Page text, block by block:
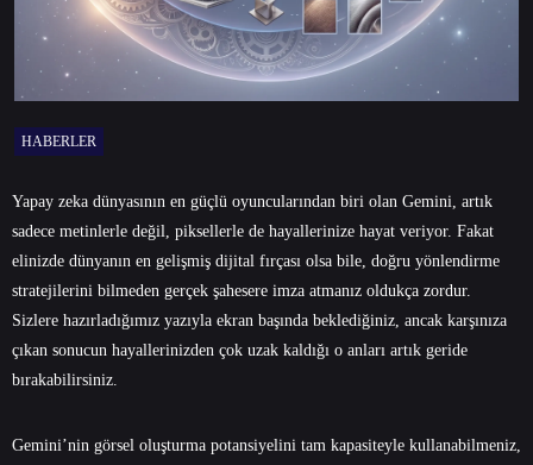
HABERLER
Yapay zeka dünyasının en güçlü oyuncularından biri olan Gemini, artık
sadece metinlerle değil, piksellerle de hayallerinize hayat veriyor. Fakat
elinizde dünyanın en gelişmiş dijital fırçası olsa bile, doğru yönlendirme
stratejilerini bilmeden gerçek şahesere imza atmanız oldukça zordur.
Sizlere hazırladığımız yazıyla ekran başında beklediğiniz, ancak karşınıza
çıkan sonucun hayallerinizden çok uzak kaldığı o anları artık geride
bırakabilirsiniz.
Gemini’nin görsel oluşturma potansiyelini tam kapasiteyle kullanabilmeniz,